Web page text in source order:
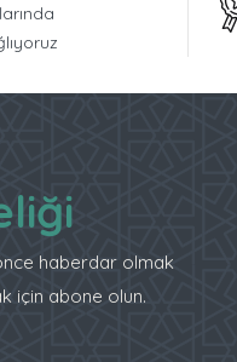
haberdar olmak
için abone olun.